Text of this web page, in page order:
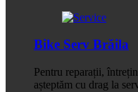
Bike Serv Brăila
Pentru reparații,
așteptăm cu drag la